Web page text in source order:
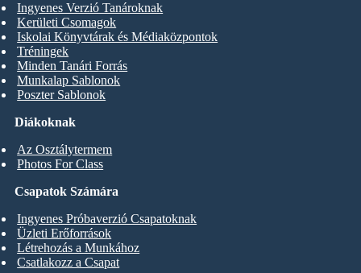
Diákoknak
Az Osztálytermem
Photos For Class
Ingyenes Verzió Tanároknak
Kerületi Csomagok
Iskolai Könyvtárak és Médiaközpontok
Tréningek
Minden Tanári Forrás
Munkalap Sablonok
Poszter Sablonok
Csapatok Számára
Ingyenes Próbaverzió Csapatoknak
Üzleti Erőforrások
Létrehozás a Munkához
Csatlakozz a Csapat